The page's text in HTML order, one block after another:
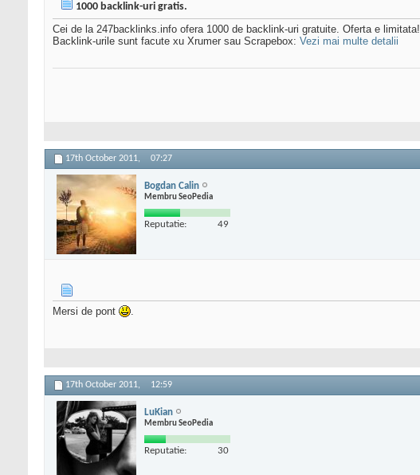
1000 backlink-uri gratis.
Cei de la 247backlinks.info ofera 1000 de backlink-uri gratuite. Oferta e limitata!
Backlink-urile sunt facute xu Xrumer sau Scrapebox: Vezi mai multe detalii
17th October 2011, 07:27
Bogdan Calin
Membru SeoPedia
Reputatie: 49
Mersi de pont .
17th October 2011, 12:59
LuKian
Membru SeoPedia
Reputatie: 30